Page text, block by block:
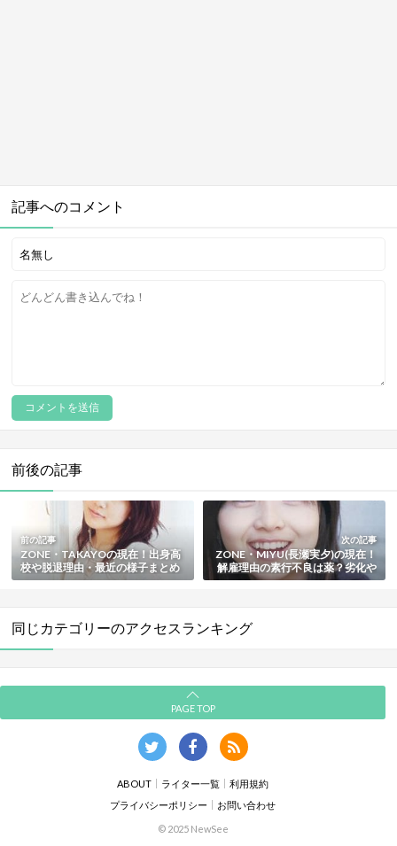
記事へのコメント
前後の記事
前の記事
ZONE・TAKAYOの現在！出身高
校や脱退理由・最近の様子まとめ
次の記事
ZONE・MIYU(長瀬実夕)の現在！
解雇理由の素行不良は薬？劣化や
結婚の噂も総まとめ
同じカテゴリーのアクセスランキング
PAGE TOP
ABOUT ライター一覧
利用規約
プライバシーポリシー
お問い合わせ
© 2025 NewSee